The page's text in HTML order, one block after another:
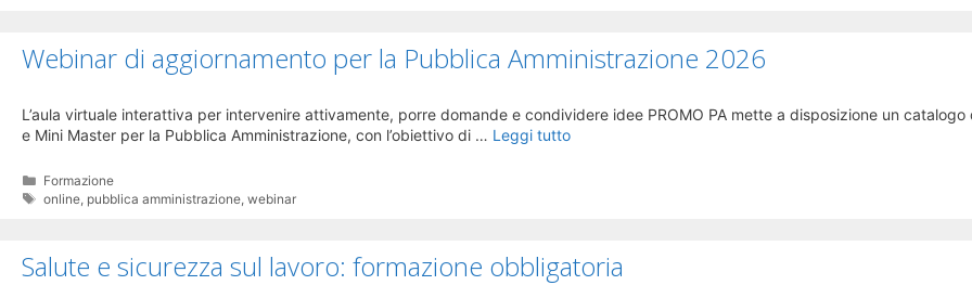
Webinar di aggiornamento per la Pubblica Amministrazione 2026
L’aula virtuale interattiva per intervenire attivamente, porre domande e condividere idee PROMO PA mette a disposizione un catalogo
e Mini Master per la Pubblica Amministrazione, con l’obiettivo di … Leggi tutto
Categorie
Formazione
Tag
online pubblica amministrazione ,webinar
Salute e sicurezza sul lavoro: formazione obbligatoria